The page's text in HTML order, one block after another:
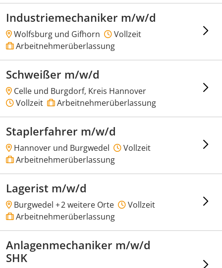
Industriemechaniker m/w/d
Wolfsburg und Gifhorn
Vollzeit
Arbeitnehmerüberlassung
Schweißer m/w/d
Celle und Burgdorf, Kreis Hannover
Vollzeit
Arbeitnehmerüberlassung
Staplerfahrer m/w/d
Hannover und Burgwedel
Vollzeit
Arbeitnehmerüberlassung
Lagerist m/w/d
Burgwedel +2 weitere Orte
Vollzeit
Arbeitnehmerüberlassung
Anlagenmechaniker m/w/d
SHK